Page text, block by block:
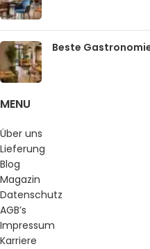
Beste
MENU
Über uns
Lieferung
Blog
Magazin
Datenschutz
AGB’s
Impressum
Karriere